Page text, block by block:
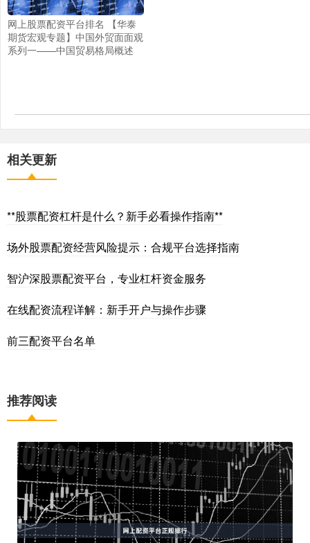
网上股票配资平台排名 【华泰
期货宏观专题】中国外贸面面观
系列一——中国贸易格局概述
相关更新
**股票配资杠杆是什么？新手必看操作指南**
场外股票配资经营风险提示：合规平台选择指南
智沪深股票配资平台，专业杠杆资金服务
在线配资流程详解：新手开户与操作步骤
前三配资平台名单
推荐阅读